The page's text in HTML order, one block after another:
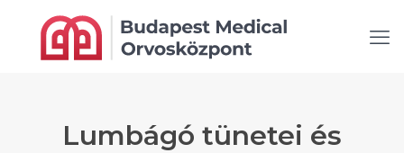
Lumbágó tünetei és